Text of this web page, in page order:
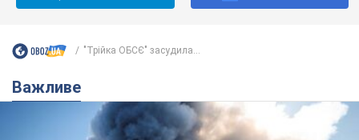
"Трійка ОБСЄ" засудила...
Важливе